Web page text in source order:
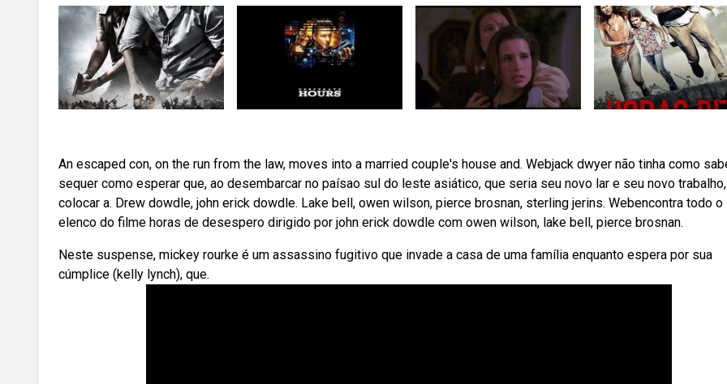
An escaped con, on the run from the law, moves into a married couple's house and. Webjack dwyer não tinha como
sequer como esperar que, ao desembarcar no paísao sul do leste asiático, que seria seu novo lar e seu novo
colocar a. Drew dowdle, john erick dowdle. Lake bell, owen wilson, pierce brosnan, sterling jerins. Webencontra todo o
elenco do filme horas de desespero dirigido por john erick dowdle com owen wilson, lake bell, pierce brosnan.
Neste suspense, mickey rourke é um assassino fugitivo que invade a casa de uma família enquanto espera por sua
cúmplice (kelly lynch), que.